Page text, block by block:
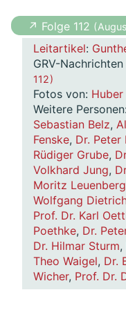
↗ Folge 112 (
Leitartikel:
GRV-Nachrichten
112 )
Fotos von: Huber
Weitere Personen:
Sebastian Belz,
Fenske, Dr. Peter
Rüdiger Grube,
Volkhard Jung,
Moritz
Wolfgang
Prof. Dr. Karl
Poethke, Dr.
Dr. Hilmar Sturm,
Theo Waigel, Dr.
Wicher, Prof. Dr.